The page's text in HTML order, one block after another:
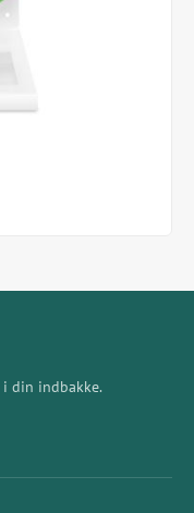
din indbakke.